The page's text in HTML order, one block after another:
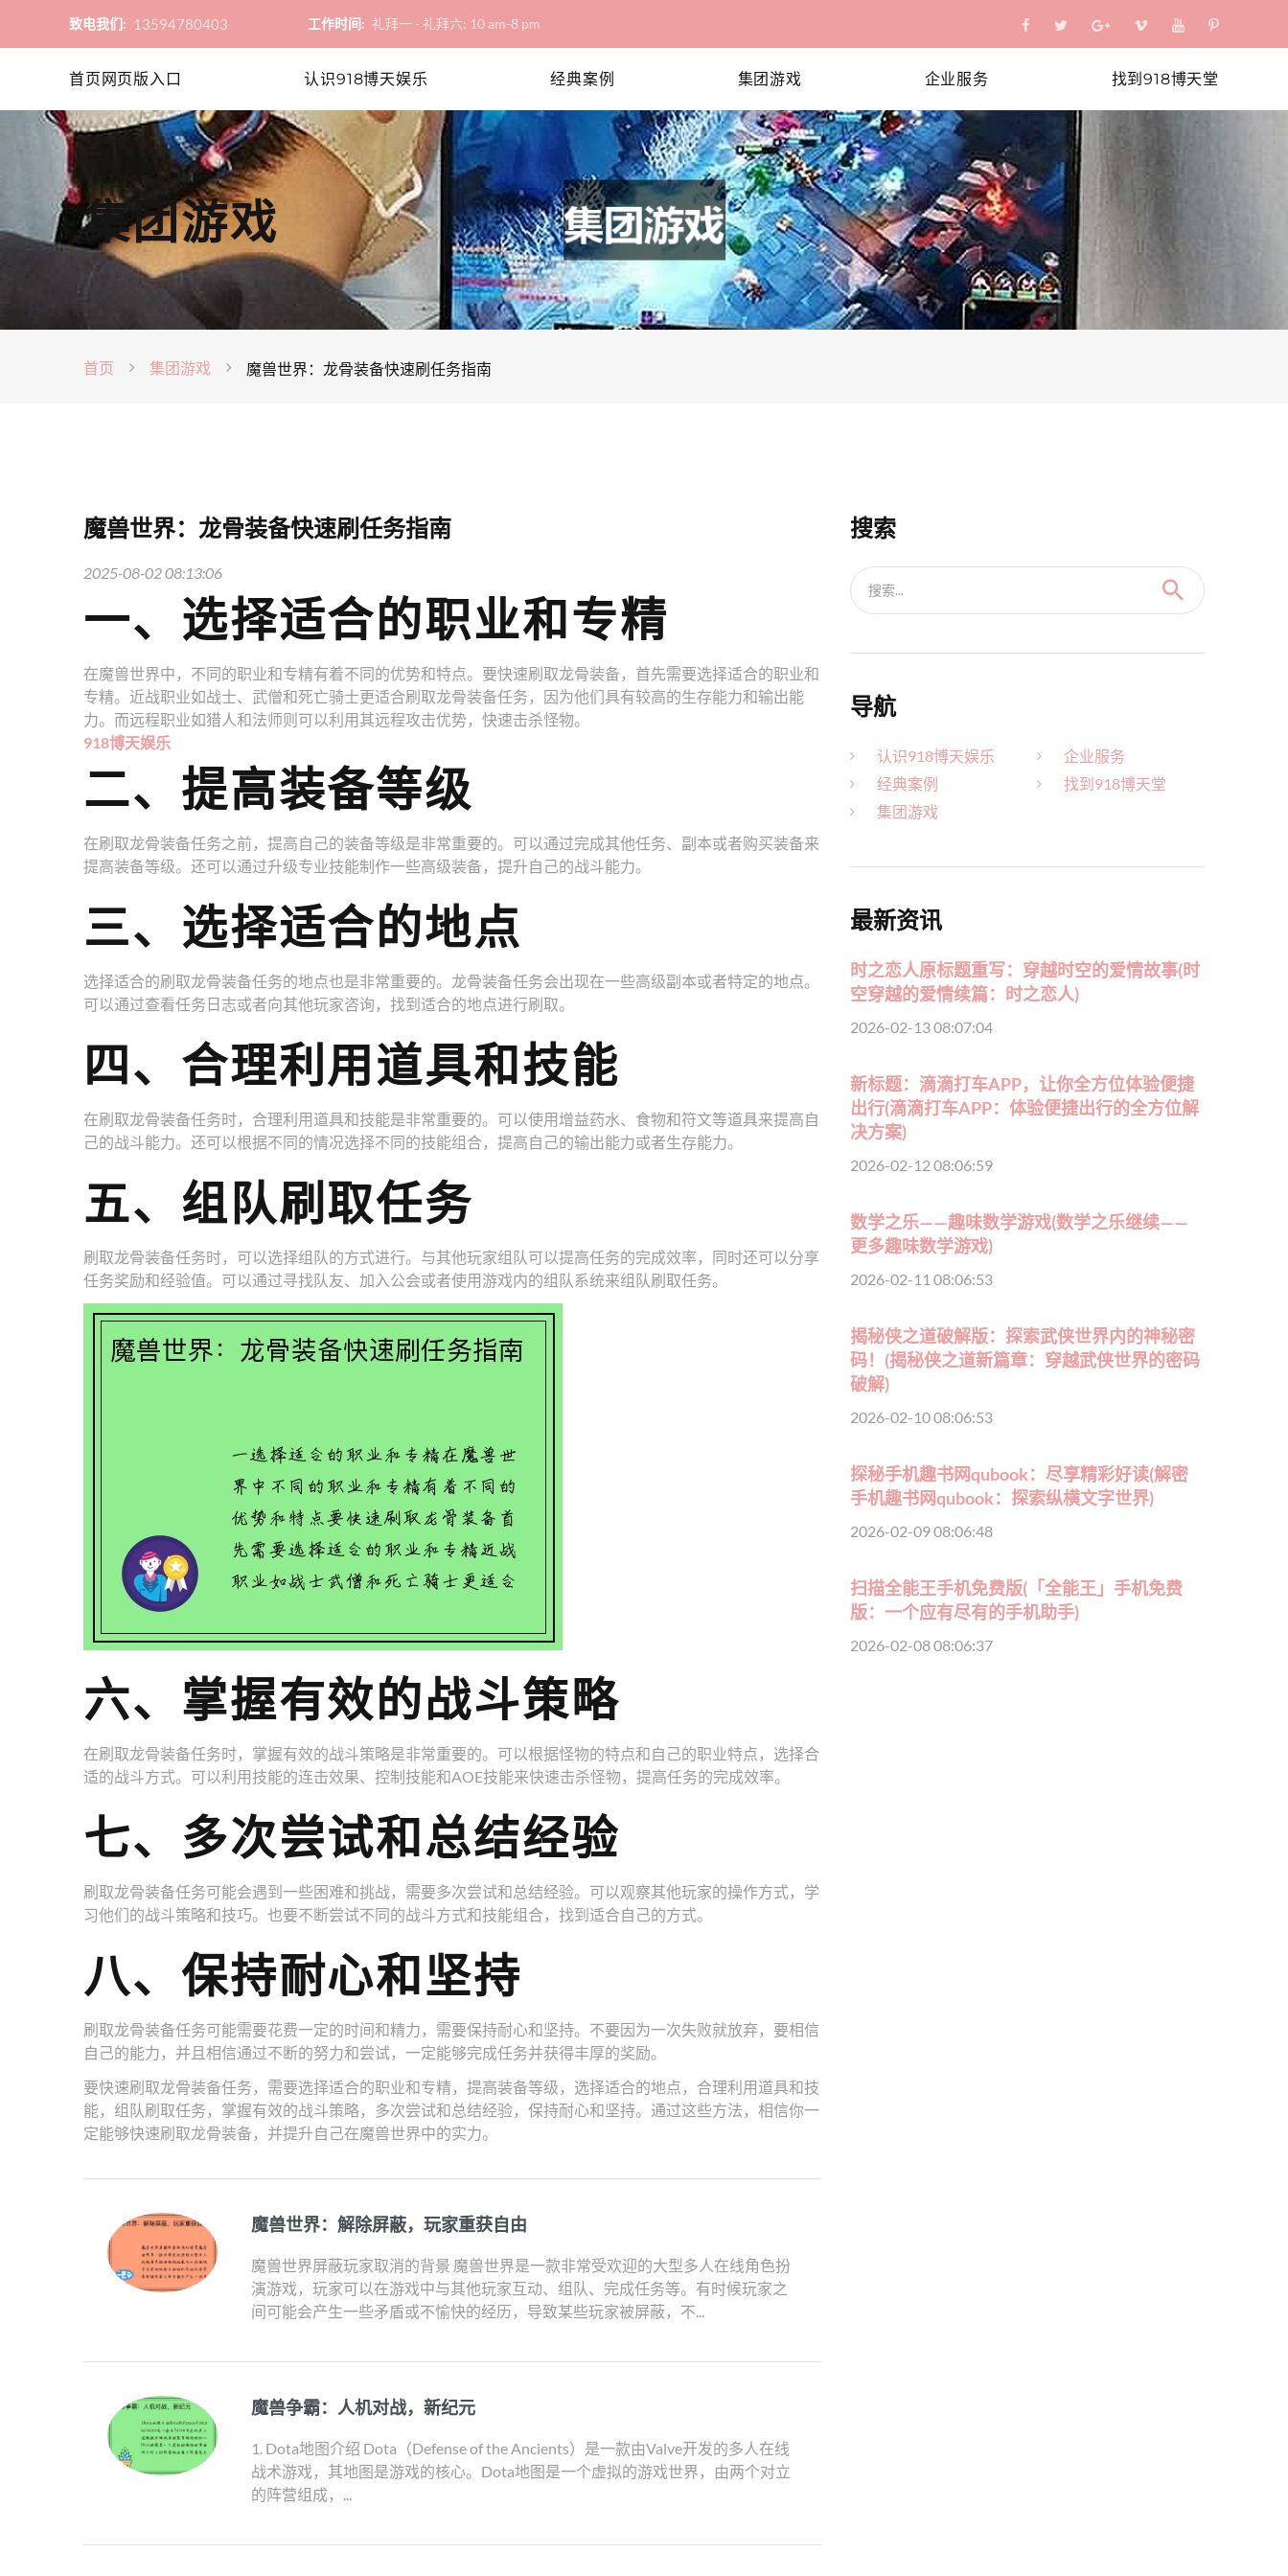
致电我们: 13594780403 工作时间: 礼拜一 - 礼拜六: 10 am-8 pm
首页网页版入口 认识918博天娱乐 经典案例 集团游戏 企业服务 找到918博天堂
集团游戏
首页 集团游戏 魔兽世界：龙骨装备快速刷任务指南
魔兽世界：龙骨装备快速刷任务指南
2025-08-02 08:13:06
一、选择适合的职业和专精
在魔兽世界中，不同的职业和专精有着不同的优势和特点。要快速刷取龙骨装备，首先需要选择适合的职业和
专精。近战职业如战士、武僧和死亡骑士更适合刷取龙骨装备任务，因为他们具有较高的生存能力和输出能
力。而远程职业如猎人和法师则可以利用其远程攻击优势，快速击杀怪物。
918博天娱乐
二、提高装备等级
在刷取龙骨装备任务之前，提高自己的装备等级是非常重要的。可以通过完成其他任务、副本或者购买装备来
提高装备等级。还可以通过升级专业技能制作一些高级装备，提升自己的战斗能力。
三、选择适合的地点
选择适合的刷取龙骨装备任务的地点也是非常重要的。龙骨装备任务会出现在一些高级副本或者特定的地点。
可以通过查看任务日志或者向其他玩家咨询，找到适合的地点进行刷取。
四、合理利用道具和技能
在刷取龙骨装备任务时，合理利用道具和技能是非常重要的。可以使用增益药水、食物和符文等道具来提高自
己的战斗能力。还可以根据不同的情况选择不同的技能组合，提高自己的输出能力或者生存能力。
五、组队刷取任务
刷取龙骨装备任务时，可以选择组队的方式进行。与其他玩家组队可以提高任务的完成效率，同时还可以分享
任务奖励和经验值。可以通过寻找队友、加入公会或者使用游戏内的组队系统来组队刷取任务。
六、掌握有效的战斗策略
在刷取龙骨装备任务时，掌握有效的战斗策略是非常重要的。可以根据怪物的特点和自己的职业特点，选择合
适的战斗方式。可以利用技能的连击效果、控制技能和AOE技能来快速击杀怪物，提高任务的完成效率。
七、多次尝试和总结经验
刷取龙骨装备任务可能会遇到一些困难和挑战，需要多次尝试和总结经验。可以观察其他玩家的操作方式，学
习他们的战斗策略和技巧。也要不断尝试不同的战斗方式和技能组合，找到适合自己的方式。
八、保持耐心和坚持
刷取龙骨装备任务可能需要花费一定的时间和精力，需要保持耐心和坚持。不要因为一次失败就放弃，要相信
自己的能力，并且相信通过不断的努力和尝试，一定能够完成任务并获得丰厚的奖励。
要快速刷取龙骨装备任务，需要选择适合的职业和专精，提高装备等级，选择适合的地点，合理利用道具和技
能，组队刷取任务，掌握有效的战斗策略，多次尝试和总结经验，保持耐心和坚持。通过这些方法，相信你一
定能够快速刷取龙骨装备，并提升自己在魔兽世界中的实力。
魔兽世界：解除屏蔽，玩家重获自由
魔兽世界屏蔽玩家取消的背景 魔兽世界是一款非常受欢迎的大型多人在线角色扮
演游戏，玩家可以在游戏中与其他玩家互动、组队、完成任务等。有时候玩家之
间可能会产生一些矛盾或不愉快的经历，导致某些玩家被屏蔽，不...
魔兽争霸：人机对战，新纪元
1. Dota地图介绍 Dota（Defense of the Ancients）是一款由Valve开发的多人在线
战术游戏，其地图是游戏的核心。Dota地图是一个虚拟的游戏世界，由两个对立
的阵营组成，...
搜索
搜索...
导航
认识918博天娱乐
经典案例
集团游戏
企业服务
找到918博天堂
最新资讯
时之恋人原标题重写：穿越时空的爱情故事(时
空穿越的爱情续篇：时之恋人)
2026-02-13 08:07:04
新标题：滴滴打车APP，让你全方位体验便捷
出行(滴滴打车APP：体验便捷出行的全方位解
决方案)
2026-02-12 08:06:59
数学之乐——趣味数学游戏(数学之乐继续——
更多趣味数学游戏)
2026-02-11 08:06:53
揭秘侠之道破解版：探索武侠世界内的神秘密
码！(揭秘侠之道新篇章：穿越武侠世界的密码
破解)
2026-02-10 08:06:53
探秘手机趣书网qubook：尽享精彩好读(解密
手机趣书网qubook：探索纵横文字世界)
2026-02-09 08:06:48
扫描全能王手机免费版(「全能王」手机免费
版：一个应有尽有的手机助手)
2026-02-08 08:06:37